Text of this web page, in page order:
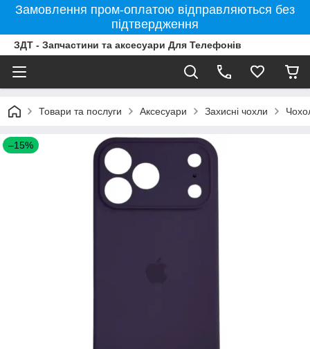
Замовлення пром-оплатою відправляються без
підтвердження
ЗДТ - Запчастини та аксесуари Для Телефонів
Товари та послуги Аксесуари Захисні чохли
–15%